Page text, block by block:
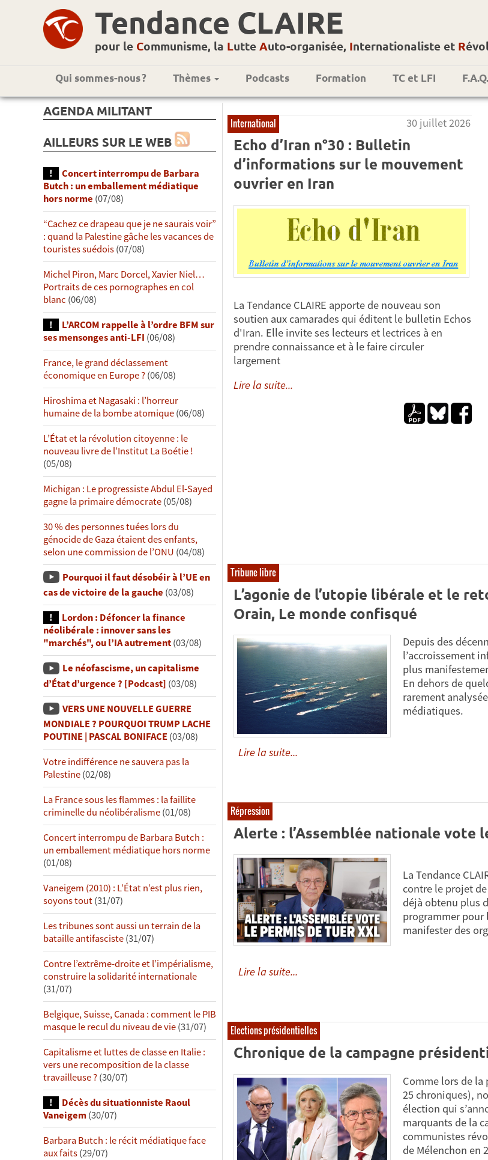
Tendance CLAIRE
pour le Communisme, la Lutte Auto-organisée, Internationaliste et R
Qui sommes-nous ? Thèmes Podcasts Formation TC et LFI F.A.Q.
AGENDA MILITANT
AILLEURS SUR LE WEB
Concert interrompu de Barbara
Butch : un emballement médiatique
hors norme (07/08)
“Cachez ce drapeau que je ne saurais voir”
: quand la Palestine gâche les vacances de
touristes suédois(07/08)
Michel Piron, Marc Dorcel, Xavier Niel…
Portraits de ces pornographes en col
blanc (06/08)
L’ARCOM rappelle à l’ordre BFM sur
ses mensonges anti-LFI (06/08)
France, le grand déclassement
économique en Europe ?(06/08)
Hiroshima et Nagasaki : l’horreur
humaine de la bombe atomique(06/08)
L’État et la révolution citoyenne : le
nouveau livre de l’Institut La Boétie !
(05/08)
Michigan : Le progressiste Abdul El-Sayed
gagne la primaire démocrate(05/08)
30 % des personnes tuées lors du
génocide de Gaza étaient des enfants,
selon une commission de l’ONU (04/08)
Pourquoi il faut désobéir à l’UE en
cas de victoire de la gauche (03/08)
Lordon : Défoncer la finance
néolibérale : innover sans les
"marchés", ou l’IA autrement(03/08)
Le néofascisme, un capitalisme
d’État d’urgence ? [Podcast] (03/08)
VERS UNE NOUVELLE GUERRE
MONDIALE ? POURQUOI TRUMP LACHE
POUTINE | PASCAL BONIFACE(03/08)
Votre indifférence ne sauvera pas la
Palestine(02/08)
La France sous les flammes : la faillite
criminelle du néolibéralisme(01/08)
Concert interrompu de Barbara Butch :
un emballement médiatique hors norme
(01/08)
Vaneigem (2010) : L’État n’est plus rien,
soyons tout(31/07)
Les tribunes sont aussi un terrain de la
bataille antifasciste(31/07)
Contre l’extrême-droite et l’impérialisme,
construire la solidarité internationale
(31/07)
Belgique, Suisse, Canada : comment le PIB
masque le recul du niveau de vie(31/07)
Capitalisme et luttes de classe en Italie :
vers une recomposition de la classe
travailleuse ?(30/07)
Décès du situationniste Raoul
Vaneigem(30/07)
Barbara Butch : le récit médiatique face
aux faits(29/07)
International 30 juillet 2026
Echo d’Iran n°30 : Bulletin
d’informations sur le mouvement
ouvrier en Iran
La Tendance CLAIRE apporte de nouveau son
soutien aux camarades qui éditent le bulletin Echos
d'Iran. Elle invite ses lecteurs et lectrices à en
prendre connaissance et à le faire circuler
largement
Lire la suite...
Tribune libre
L’agonie de l’utopie libérale et le
Orain, Le monde confisqué
Depuis des
l’accroissement
plus
En dehors de
rarement
médiatiques.
Lire la suite...
Répression
Alerte : l’Assemblée nationale vote
La Tendance
contre le projet
déjà obtenu plus
programmer pour
manifester des
Lire la suite...
Elections présidentielles
Chronique de la campagne
Comme lors de
25 chroniques),
élection qui
marquants de la
communistes
de Mélenchon en